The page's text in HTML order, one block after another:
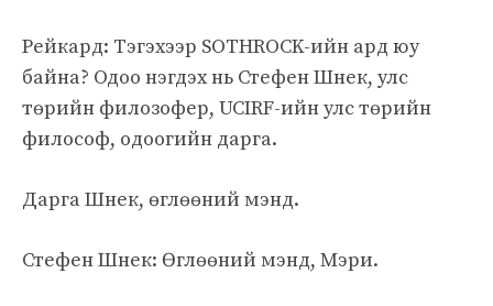
Рейкард: Тэгэхээр SOTHROCK-ийн ард юу
байна? Одоо нэгдэх нь Стефен Шнек, улс
төрийн филозофер, UCIRF-ийн улс төрийн
философ, одоогийн дарга.
Дарга Шнек, өглөөний мэнд.
Стефен Шнек: Өглөөний мэнд, Мэри.